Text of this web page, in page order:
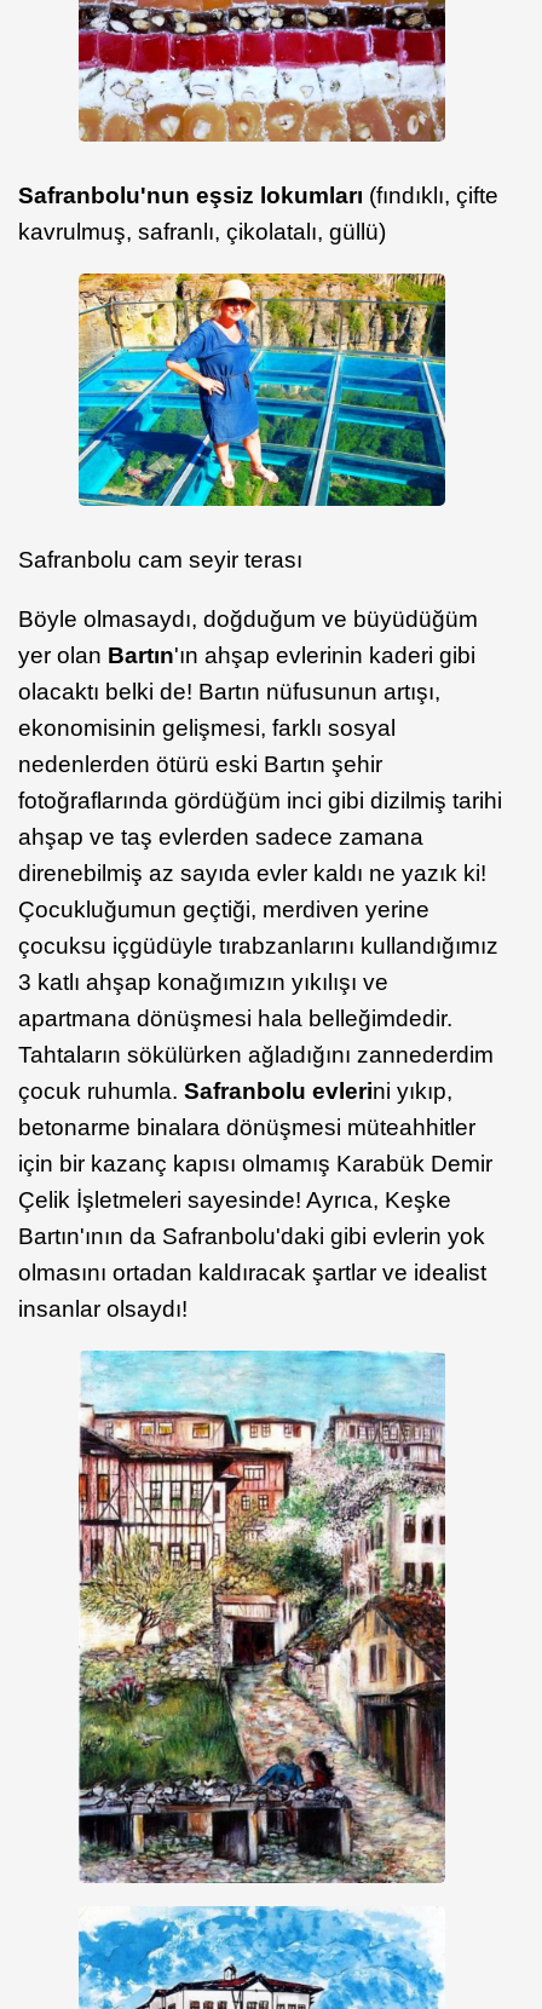
Safranbolu'nun eşsiz lokumları (fındıklı, çifte
kavrulmuş, safranlı, çikolatalı, güllü)
Safranbolu cam seyir terası
Böyle olmasaydı, doğduğum ve büyüdüğüm
yer olan Bartın'ın ahşap evlerinin kaderi gibi
olacaktı belki de! Bartın nüfusunun artışı,
ekonomisinin gelişmesi, farklı sosyal
nedenlerden ötürü eski Bartın şehir
fotoğraflarında gördüğüm inci gibi dizilmiş tarihi
ahşap ve taş evlerden sadece zamana
direnebilmiş az sayıda evler kaldı ne yazık ki!
Çocukluğumun geçtiği, merdiven yerine
çocuksu içgüdüyle tırabzanlarını kullandığımız
3 katlı ahşap konağımızın yıkılışı ve
apartmana dönüşmesi hala belleğimdedir.
Tahtaların sökülürken ağladığını zannederdim
çocuk ruhumla. Safranbolu evlerini yıkıp,
betonarme binalara dönüşmesi müteahhitler
için bir kazanç kapısı olmamış Karabük Demir
Çelik İşletmeleri sayesinde! Ayrıca, Keşke
Bartın'ının da Safranbolu'daki gibi evlerin yok
olmasını ortadan kaldıracak şartlar ve idealist
insanlar olsaydı!